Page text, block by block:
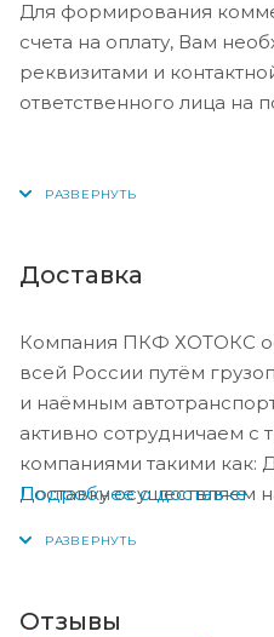
Для формирования
счета на оплату, Вам
реквизитами и
ответственного лица на
Доставка
Компания ПКФ ХОТОКС
всей России путём
и наёмным
активно сотрудничаем с
компаниями такими
Доставку осуществляем
Подробнее о доставке
Отзывы